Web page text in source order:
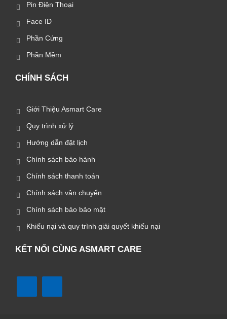
Pin Điện Thoại
Face ID
Phần Cứng
Phần Mềm
CHÍNH SÁCH
Giới Thiệu Asmart Care
Quy trình xử lý
Hướng dẫn đặt lịch
Chính sách bảo hành
Chính sách thanh toán
Chính sách vận chuyển
Chính sách bảo bảo mật
Khiếu nại và quy trình giải quyết khiếu nại
KẾT NỐI CÙNG ASMART CARE